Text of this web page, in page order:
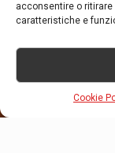
acconsentire o
caratteristiche e
Cookie